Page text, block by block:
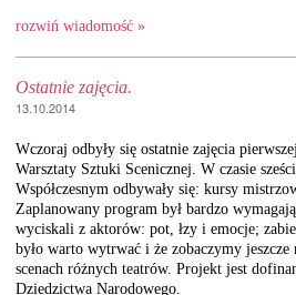
rozwiń wiadomość »
Ostatnie zajęcia.
13.10.2014
Wczoraj odbyły się ostatnie zajęcia
Warsztaty Sztuki Scenicznej. W czasie
Współczesnym odbywały się: kursy
Zaplanowany program był bardzo
wyciskali z aktorów: pot, łzy i emocje;
było warto wytrwać i że zobaczymy
scenach różnych teatrów. Projekt jest
Dziedzictwa Narodowego.